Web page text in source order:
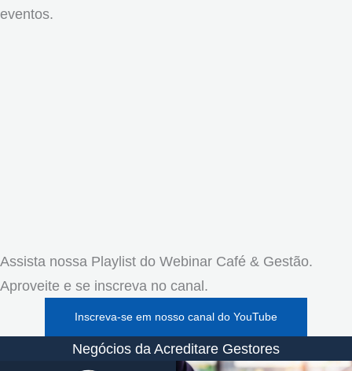
eventos.
Assista nossa Playlist do Webinar Café & Gestão.
Aproveite e se inscreva no canal.
Inscreva-se em nosso canal do YouTube
Negócios da Acreditare Gestores